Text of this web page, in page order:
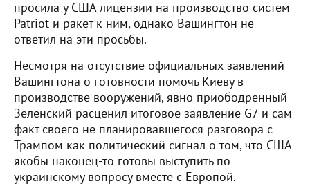
просила у США лицензии на производство систем
Patriot и ракет к ним, однако Вашингтон не
ответил на эти просьбы.
Несмотря на отсутствие официальных заявлений
Вашингтона о готовности помочь Киеву в
производстве вооружений, явно приободренный
Зеленский расценил итоговое заявление G7 и сам
факт своего не планировавшегося разговора с
Трампом как политический сигнал о том, что США
якобы наконец-то готовы выступить по
украинскому вопросу вместе с Европой.